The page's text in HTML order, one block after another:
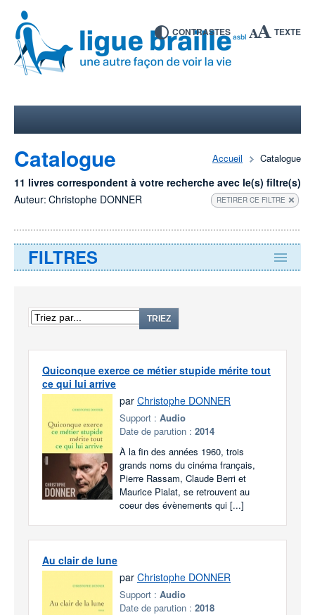
CONTRASTES TEXTE
Accueil Catalogue
Catalogue
11 livres correspondent à votre recherche avec le(s) filtre(s)
Auteur: Christophe DONNER RETIRER CE FILTRE
FILTRES
TRIEZ
Quiconque exerce ce métier stupide mérite tout
ce qui lui arrive
par Christophe DONNER
Support : Audio
Date de parution : 2014
À la fin des années 1960, trois
grands noms du cinéma français,
Pierre Rassam, Claude Berri et
Maurice Pialat, se retrouvent au
coeur des évènements qui [...]
Au clair de lune
par Christophe DONNER
Support : Audio
Date de parution : 2018